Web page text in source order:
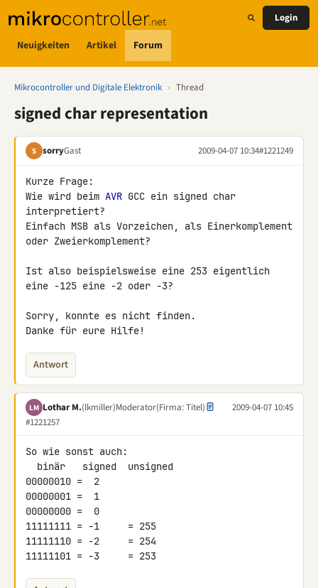
Neuigkeiten Artikel Forum
Login
Mikrocontroller und Digitale Elektronik › Thread
signed char representation
S sorryGast 2009-04-07 10:34#1221249
Kurze Frage:
Wie wird beim AVR GCC ein signed char
interpretiert?
Einfach MSB als Vorzeichen, als Einerkomplement
oder Zweierkomplement?
Ist also beispielsweise eine 253 eigentlich
eine -125 eine -2 oder -3?
Sorry, konnte es nicht finden.
Danke für eure Hilfe!
Antwort
LM Lothar M.(lkmiller)Moderator(Firma: Titel)
2009-04-07 10:45
#1221257
So wie sonst auch:
00000010 =  2
00000001 =  1
00000000 =  0
11111111 = -1     = 255
11111110 = -2     = 254
11111101 = -3     = 253